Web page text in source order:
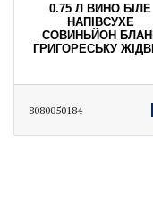
0.75 Л ВИНО БІЛЕ
НАПІВСУХЕ
СОВИНЬЙОН
ГРИГОРЕСЬКУ
8080050184